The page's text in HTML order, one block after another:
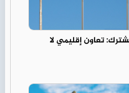
تعاون إقليمي لا